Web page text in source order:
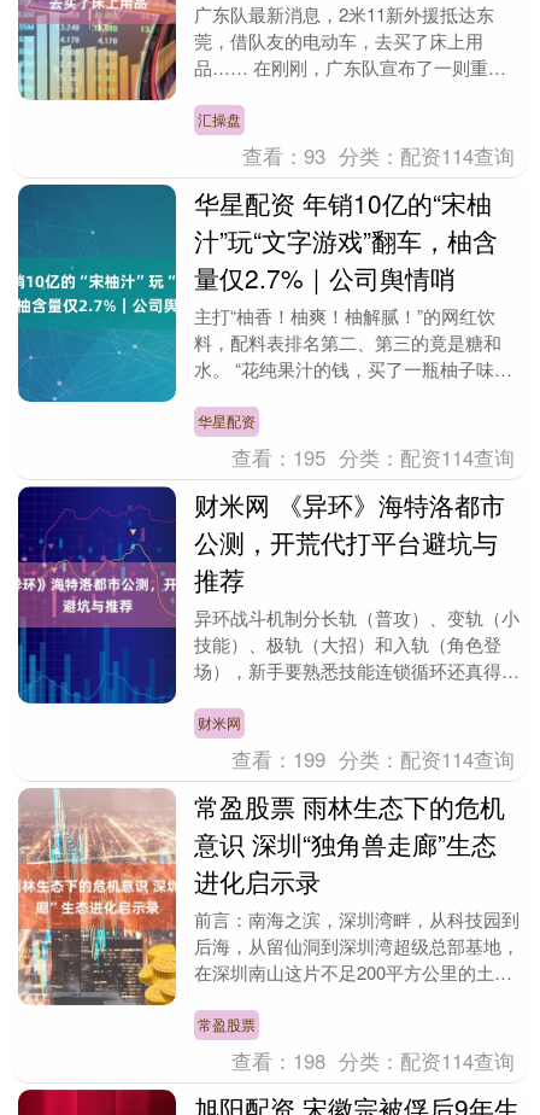
广东队最新消息，2米11新外援抵达东
莞，借队友的电动车，去买了床上用
品…… 在刚刚，广东队宣布了一则重要
接下来，只要给拉科塞....
汇操盘
查看：93 分类： 配资114查询
华星配资 年销10亿的“宋柚
汁”玩“文字游戏”翻车，柚含
量仅2.7%｜公司舆情哨
主打“柚香！柚爽！柚解腻！”的网红饮
料，配料表排名第二、第三的竟是糖和
水。 “花纯果汁的钱，买了一瓶柚子味的
东青岛消费者张女....
华星配资
查看： 195 分类： 配资114查询
财米网 《异环》海特洛都市
公测，开荒代打平台避坑与
推荐
异环战斗机制分长轨（普攻）、变轨（小
技能）、极轨（大招）和入轨（角色登
场），新手要熟悉技能连锁循环还真得花
手忙脚乱，干脆找代....
财米网
查看： 199 分类： 配资114查询
常盈股票 雨林生态下的危机
意识 深圳“独角兽走廊”生态
进化启示录
前言：南海之滨，深圳湾畔，从科技园到
后海，从留仙洞到深圳湾超级总部基地，
在深圳南山这片不足200平方公里的土地
生长着中国....
常盈股票
查看： 198 分类： 配资114查询
旭阳配资 宋徽宗被俘后9年生